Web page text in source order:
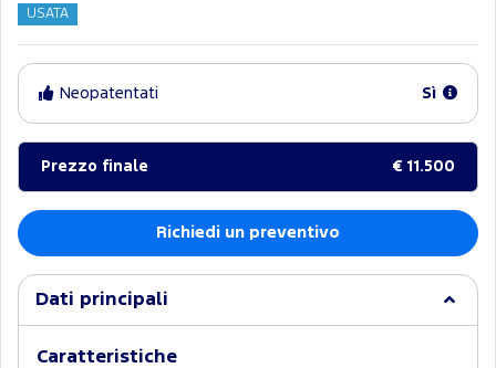
USATA
Neopatentati Sì
Prezzo finale € 11.500
Richiedi un preventivo
Dati principali
Caratteristiche